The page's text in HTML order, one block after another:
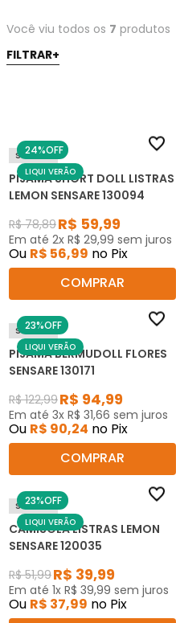
Você viu todos os 7 produtos
24%OFF
LIQUI VERÃO
Sensare
PIJAMA SHORT DOLL LISTRAS
LEMON SENSARE 130094
R$ 78,89R$ 59,99
Em até 2x R$ 29,99 sem juros
Ou R$ 56,99 no Pix
COMPRAR
23%OFF
LIQUI VERÃO
Sensare
PIJAMA BERMUDOLL FLORES
SENSARE 130171
R$ 122,99R$ 94,99
Em até 3x R$ 31,66 sem juros
Ou R$ 90,24 no Pix
COMPRAR
23%OFF
LIQUI VERÃO
Sensare
CAMISOLA LISTRAS LEMON
SENSARE 120035
R$ 51,99R$ 39,99
Em até 1x R$ 39,99 sem juros
Ou R$ 37,99 no Pix